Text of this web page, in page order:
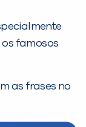
os famosos
as frases no